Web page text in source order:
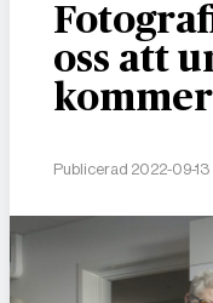
oss att
Publicerad 2022-09-13